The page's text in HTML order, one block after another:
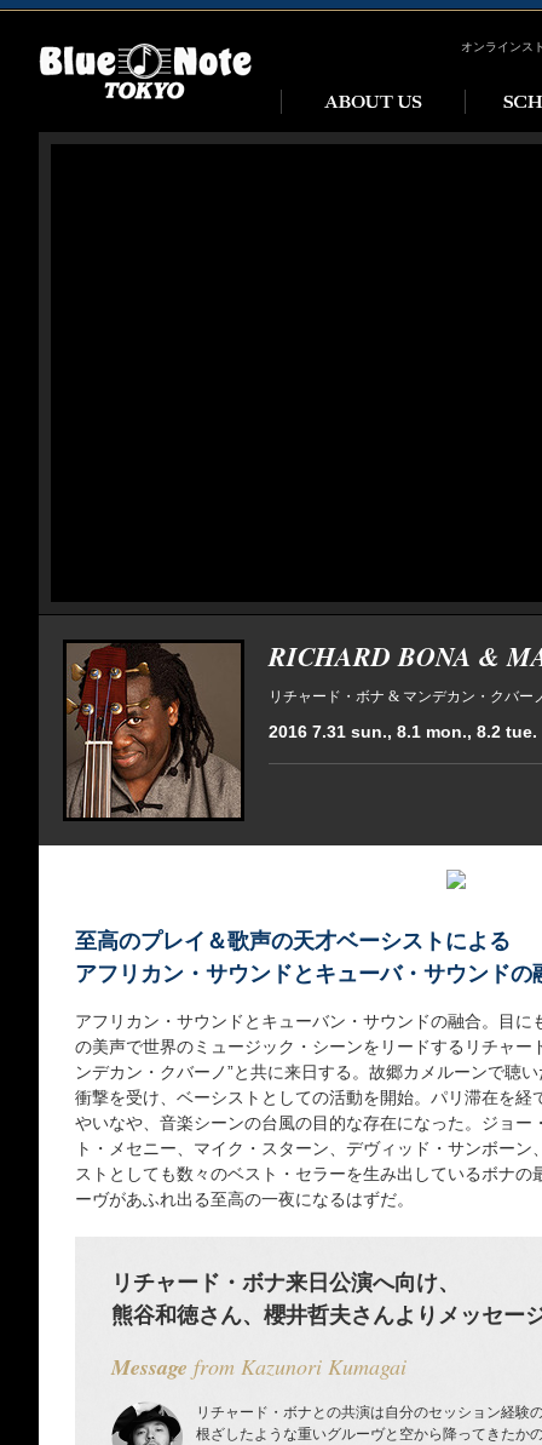
オンラインス
RICHARD BONA &
リチャード・ボナ & マンデカン・クバー
2016 7.31 sun., 8.1 mon., 8.2 tue.
至高のプレイ＆歌声の天才ベーシストによる
アフリカン・サウンドとキューバ・サウンドの
アフリカン・サウンドとキューバン・サウンドの融合。目
の美声で世界のミュージック・シーンをリードするリチャー
ンデカン・クバーノ”と共に来日する。故郷カメルーンで聴
衝撃を受け、ベーシストとしての活動を開始。パリ滞在を経
やいなや、音楽シーンの台風の目的な存在になった。ジョ
ト・メセニー、マイク・スターン、デヴィッド・サンボー
ストとしても数々のベスト・セラーを生み出しているボナ
ーヴがあふれ出る至高の一夜になるはずだ。
リチャード・ボナ来日公演へ向け、
熊谷和徳さん、櫻井哲夫さんよりメッセー
Message from Kazunori Kumagai
リチャード・ボナとの共演は自分のセッション経験
根ざしたような重いグルーヴと空から降ってきたか